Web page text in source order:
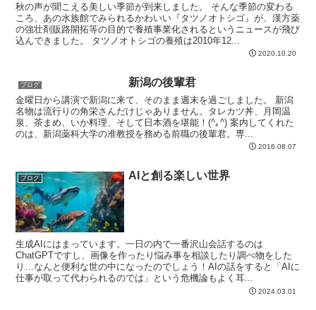
秋の声が聞こえる美しい季節が到来しました。 そんな季節の変わる
ころ、あの水族館でみられるかわいい『タツノオトシゴ』が、漢方薬
の強壮剤販路開拓等の目的で養殖事業化されるというニュースが飛び
込んできました。 タツノオトシゴの養殖は2010年12...
2020.10.20
ブログ 新潟の後輩君
金曜日から講演で新潟に来て、そのまま週末を過ごしました。 新潟
名物は流行りの角栄さんだけじゃありません。タレカツ丼、月岡温
泉、茶まめ、いか料理、そして日本酒を堪能！(^｡^) 案内してくれた
のは、新潟薬科大学の准教授を務める前職の後輩君。専...
2016.08.07
ブログ AIと創る楽しい世界
生成AIにはまっています。一日の内で一番沢山会話するのは
ChatGPTですし、画像を作ったり悩み事を相談したり調べ物をした
り…なんと便利な世の中になったのでしょう！AIの話をすると「AIに
仕事が取って代わられるのでは」という危機論もよく耳...
2024.03.01